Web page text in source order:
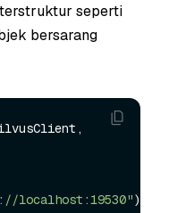
seperti
bersarang
localhost:19530")